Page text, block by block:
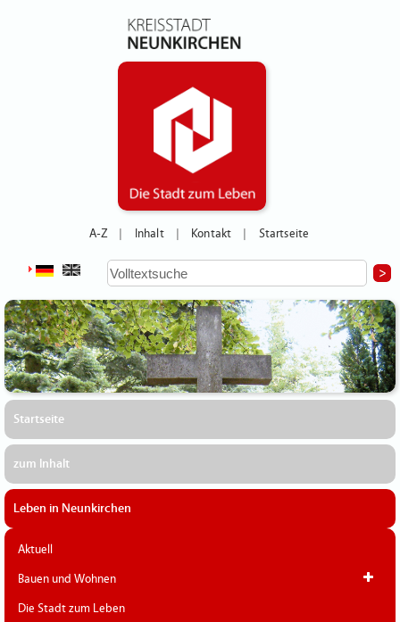
A-Z Inhalt Kontakt Startseite
Startseite
zum Inhalt
Leben in Neunkirchen
Aktuell
Bauen und Wohnen
Die Stadt zum Leben